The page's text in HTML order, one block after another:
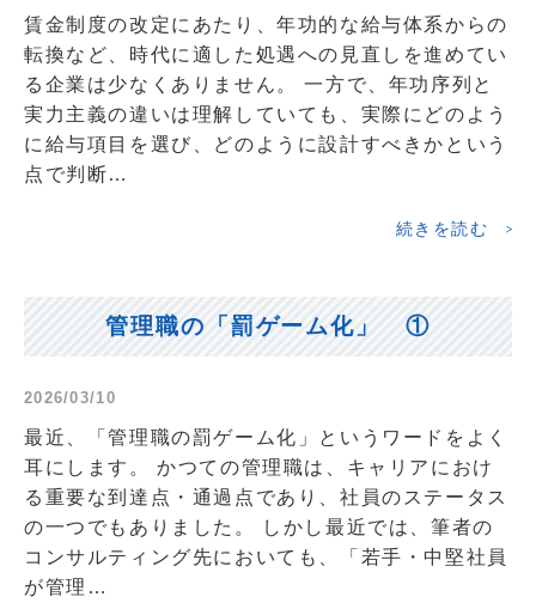
賃金制度の改定にあたり、年功的な給与体系からの
転換など、時代に適した処遇への見直しを進めてい
る企業は少なくありません。 一方で、年功序列と
実力主義の違いは理解していても、実際にどのよう
に給与項目を選び、どのように設計すべきかという
点で判断…
続きを読む
管理職の「罰ゲーム化」 ①
2026/03/10
最近、「管理職の罰ゲーム化」というワードをよく
耳にします。 かつての管理職は、キャリアにおけ
る重要な到達点・通過点であり、社員のステータス
の一つでもありました。 しかし最近では、筆者の
コンサルティング先においても、「若手・中堅社員
が管理…